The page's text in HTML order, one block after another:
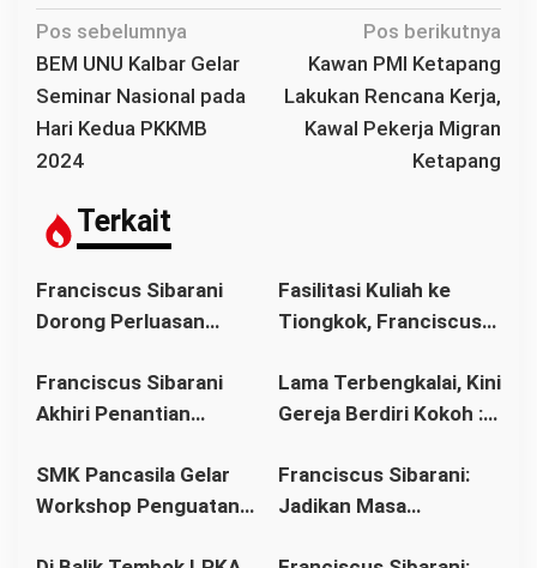
N
a
v
i
g
s
p
o
Pos sebelumnya
BEM UNU Kalbar Gelar
Seminar Nasional pada
Hari Kedua PKKMB
2024
Pos berikutnya
Kawan PMI Ketapang
Lakukan Rencana Kerja,
Kawal Pekerja Migran
Ketapang
Terkait
Franciscus Sibarani
Dorong Perluasan
sebagai Upaya Cegah
Pernikahan Dini di
Fasilitasi Kuliah ke
Tiongkok, Franciscus
Tua Dukung Pendidikan
Anak
Franciscus Sibarani
Akhiri Penantian
Bawat Keuskupan
Agung Pontianak,
Lama Terbengkalai, Kini
Gereja Berdiri Kokoh :
Wujudkan Politik
Bonum Commune di
SMK Pancasila Gelar
Workshop Penguatan
Franciscus Sibarani:
Jadikan Masa